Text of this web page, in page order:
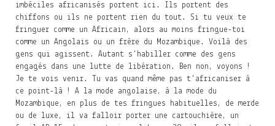
imbéciles africanisés portent ici. Ils portent des
chiffons ou ils ne portent rien du tout. Si tu veux te
fringuer comme un Africain, alors au moins fringue-toi
comme un Angolais ou un frère du Mozambique. Voilà des
gens qui agissent. Autant s'habiller comme des gens
engagés dans une lutte de libération. Ben non, voyons !
Je te vois venir. Tu vas quand même pas t'africaniser à
ce point-là ! A la mode angolaise, à la mode du
Mozambique, en plus de tes fringues habituelles, de merde
ou de luxe, il va falloir porter une cartouchière, un